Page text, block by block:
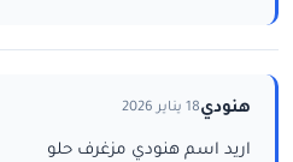
هنودي18 يناير 2026
اريد اسم هنودي مزغرف حلو